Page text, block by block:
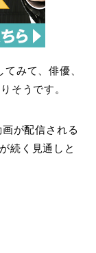
みて、俳優、
そうです。
が配信される
続く見通しと